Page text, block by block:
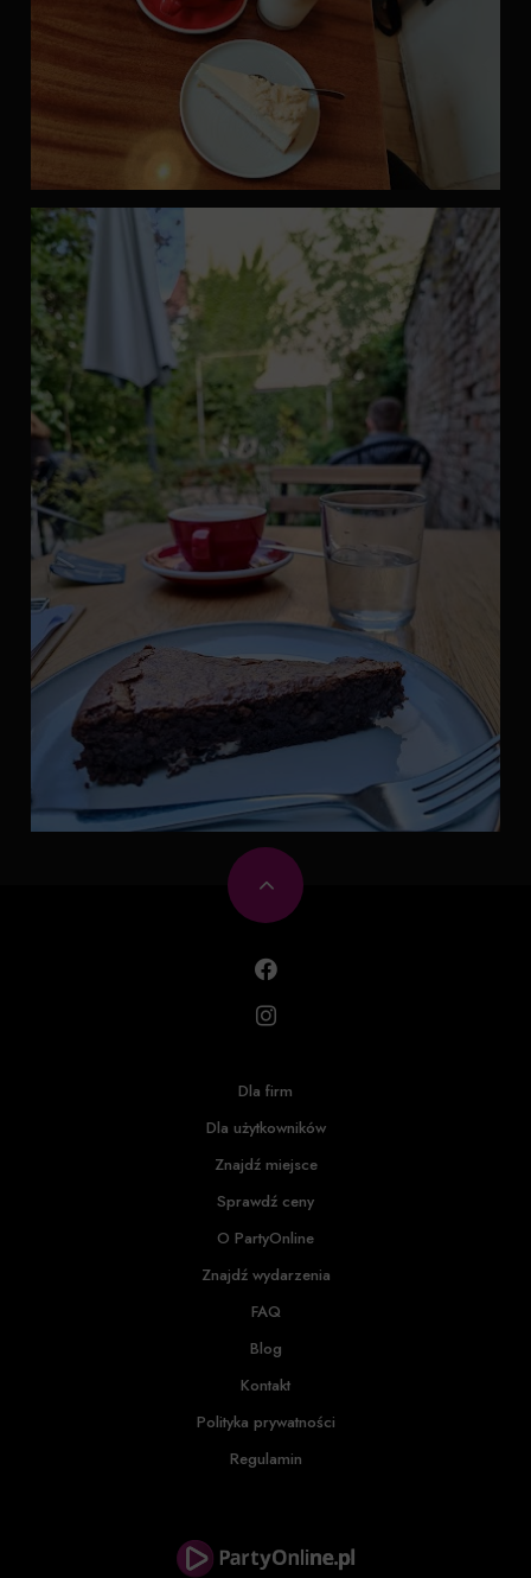
Dla firm
Dla użytkowników
Znajdź miejsce
Sprawdź ceny
O PartyOnline
Znajdź wydarzenia
FAQ
Blog
Kontakt
Polityka prywatności
Regulamin